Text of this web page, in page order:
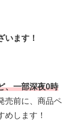
います！
、一部深夜0時
売前に、商品ペ
めします！